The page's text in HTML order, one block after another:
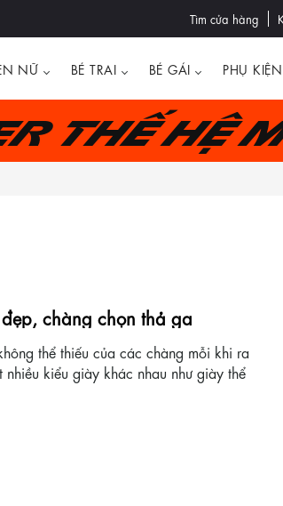
Tìm cửa hàng
NỮ BÉ TRAI BÉ GÁI PHỤ KIỆN
thế hệ
chàng chọn thả ga
thể thiếu của các chàng mỗi khi ra
kiểu giày khác nhau như giày thể